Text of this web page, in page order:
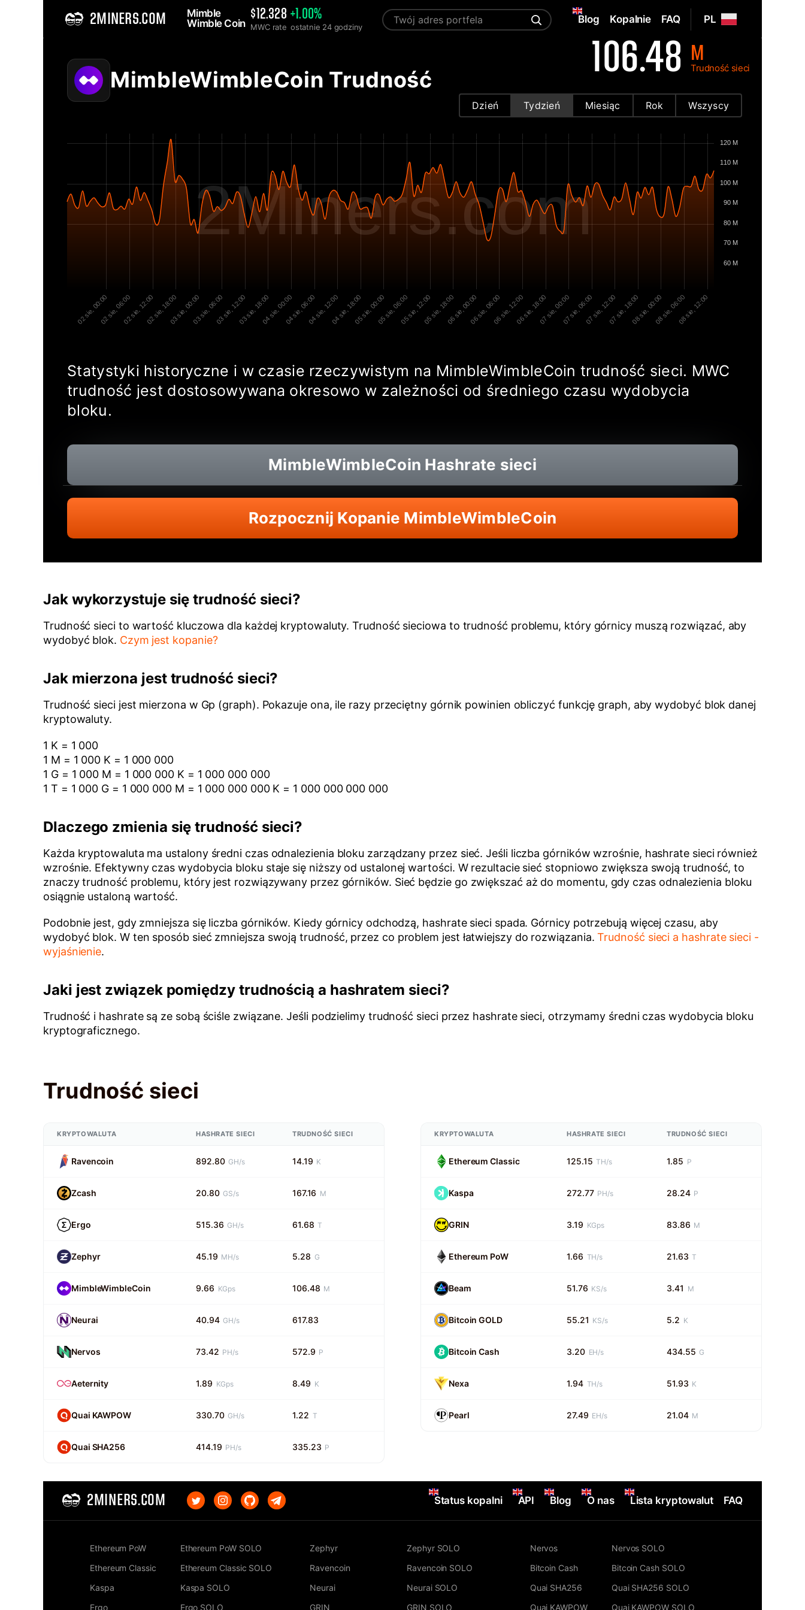
2MINERS.COM
Mimble
Wimble Coin
$12.328
MWC rate
+1.00%
ostatnie 24 godziny
PL
Blog Kopalnie FAQ
MimbleWimbleCoin Trudność 106.48 M
Trudność sieci
Dzień Tydzień Miesiąc Rok Wszyscy
2Miners.com
02 sie, 00:0002 sie, 06:0002 sie, 12:0002 sie, 18:0003 sie, 00:0003 sie, 06:0003 sie, 12:0003 sie, 18:0004 sie, 00:0004 sie, 06:0004 sie, 12:0004 sie, 18:0005 sie, 00:0005 sie, 06:0005 sie, 12:0005 sie, 18:0006 sie, 00:0006 sie, 06:0006 sie, 12:0006 sie, 18:0007 sie, 00:0007 sie, 06:0007 sie, 12:0007 sie, 18:0008 sie, 00:0008 sie, 06:0008 sie, 12:00
60 M
70 M
80 M
90 M
100 M
110 M
120 M
Statystyki historyczne i w czasie rzeczywistym na MimbleWimbleCoin trudność sieci. MWC
trudność jest dostosowywana okresowo w zależności od średniego czasu wydobycia
bloku.
MimbleWimbleCoin Hashrate sieci
Rozpocznij Kopanie MimbleWimbleCoin
Jak wykorzystuje się trudność sieci?
Trudność sieci to wartość kluczowa dla każdej kryptowaluty. Trudność sieciowa to trudność problemu, który górnicy muszą rozwiązać, aby
wydobyć blok. Czym jest kopanie?
Jak mierzona jest trudność sieci?
Trudność sieci jest mierzona w Gp (graph). Pokazuje ona, ile razy przeciętny górnik powinien obliczyć funkcję graph, aby wydobyć blok danej
kryptowaluty.
1 K = 1 000
1 M = 1 000 K = 1 000 000
1 G = 1 000 M = 1 000 000 K = 1 000 000 000
1 T = 1 000 G = 1 000 000 M = 1 000 000 000 K = 1 000 000 000 000
Dlaczego zmienia się trudność sieci?
Każda kryptowaluta ma ustalony średni czas odnalezienia bloku zarządzany przez sieć. Jeśli liczba górników wzrośnie, hashrate sieci również
wzrośnie. Efektywny czas wydobycia bloku staje się niższy od ustalonej wartości. W rezultacie sieć stopniowo zwiększa swoją trudność, to
znaczy trudność problemu, który jest rozwiązywany przez górników. Sieć będzie go zwiększać aż do momentu, gdy czas odnalezienia bloku
osiągnie ustaloną wartość.
Podobnie jest, gdy zmniejsza się liczba górników. Kiedy górnicy odchodzą, hashrate sieci spada. Górnicy potrzebują więcej czasu, aby
wydobyć blok. W ten sposób sieć zmniejsza swoją trudność, przez co problem jest łatwiejszy do rozwiązania.Trudność sieci a hashrate sieci -
wyjaśnienie.
Jaki jest związek pomiędzy trudnością a hashratem sieci?
Trudność i hashrate są ze sobą ściśle związane. Jeśli podzielimy trudność sieci przez hashrate sieci, otrzymamy średni czas wydobycia bloku
kryptograficznego.
Trudność sieci
KRYPTOWALUTA HASHRATE SIECI TRUDNOŚĆ SIECI
Ravencoin 892.80 GH/s 14.19 K
Zcash 20.80 GS/s 167.16 M
Ergo 515.36 GH/s 61.68 T
Zephyr 45.19 MH/s 5.28 G
MimbleWimbleCoin 9.66 KGps 106.48 M
Neurai 40.94 GH/s 617.83
Nervos 73.42 PH/s 572.9 P
Aeternity 1.89 KGps 8.49 K
Quai KAWPOW 330.70 GH/s 1.22 T
Quai SHA256 414.19 PH/s 335.23 P
KRYPTOWALUTA HASHRATE SIECI TRUDNOŚĆ SIECI
Ethereum Classic 125.15 TH/s 1.85 P
Kaspa 272.77 PH/s 28.24 P
GRIN 3.19 KGps 83.86 M
Ethereum PoW 1.66 TH/s 21.63 T
Beam 51.76 KS/s 3.41 M
Bitcoin GOLD 55.21 KS/s 5.2 K
Bitcoin Cash 3.20 EH/s 434.55 G
Nexa 1.94 TH/s 51.93 K
Pearl 27.49 EH/s 21.04 M
2MINERS.COM Status kopalni API Blog O nas Lista kryptowalut FAQ
Ethereum PoW
Ethereum Classic
Kaspa
Ergo
Ethereum PoW SOLO
Ethereum Classic SOLO
Kaspa SOLO
Ergo SOLO
Zephyr
Ravencoin
Neurai
GRIN
Zephyr SOLO
Ravencoin SOLO
Neurai SOLO
GRIN SOLO
Nervos
Bitcoin Cash
Quai SHA256
Quai KAWPOW
Nervos SOLO
Bitcoin Cash SOLO
Quai SHA256 SOLO
Quai KAWPOW SOLO